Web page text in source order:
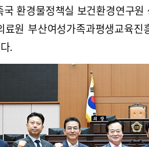
국 환경물정책실 보건환경연구
료원 부산여성가족과평생교육
.